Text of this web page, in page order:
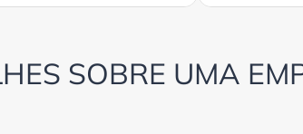
SOBRE UMA